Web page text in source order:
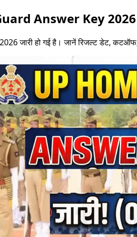
Answer Key 2026
2026 जारी हो गई है। जानें रिजल्ट डेट,